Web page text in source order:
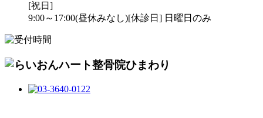
[祝日]
9:00～17:00(昼休みなし)[休診日] 日曜日のみ